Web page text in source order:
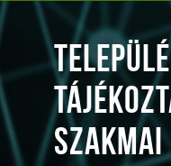
"L"
SZAKMAI